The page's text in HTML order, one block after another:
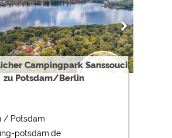
Campingpark Sanssouci
zu Potsdam/Berlin
/ Potsdam
potsdam.de